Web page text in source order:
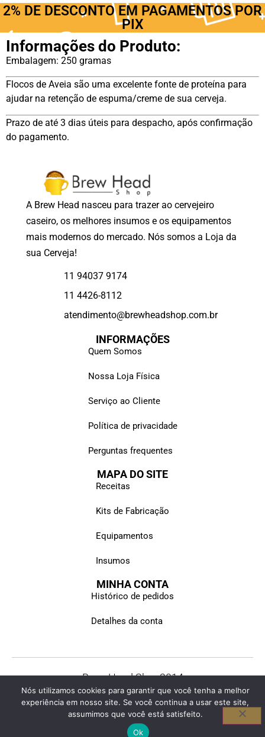
2% DE DESCONTO EM PAGAMENTOS POR
PIX
Informações do Produto:
Embalagem: 250 gramas
Flocos de Aveia são uma excelente fonte de proteína para
ajudar na retenção de espuma/creme de sua cerveja.
Prazo de até 3 dias úteis para despacho, após confirmação
do pagamento.
A Brew Head nasceu para trazer ao cervejeiro
caseiro, os melhores insumos e os equipamentos
mais modernos do mercado. Nós somos a Loja da
sua Cerveja!
11 94037 9174
11 4426-8112
atendimento@brewheadshop.com.br
INFORMAÇÕES
Quem Somos
Nossa Loja Física
Serviço ao Cliente
Política de privacidade
Perguntas frequentes
MAPA DO SITE
Receitas
Kits de Fabricação
Equipamentos
Insumos
MINHA CONTA
Histórico de pedidos
Detalhes da conta
Brew Head Shop2014
© Todos os direitos reservados
Nós utilizamos cookies para garantir que você tenha a melhor
experiência em nosso site. Se você continua a usar este site,
assumimos que você está satisfeito.
Ok